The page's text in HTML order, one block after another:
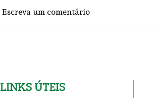
Escreva um comentário
LINKS ÚTEIS